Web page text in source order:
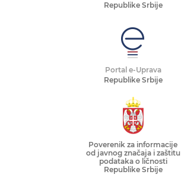
Republike Srbije
Portal e-Uprava
Republike Srbije
Poverenik za informacije
od javnog značaja i zaštitu
podataka o ličnosti
Republike Srbije